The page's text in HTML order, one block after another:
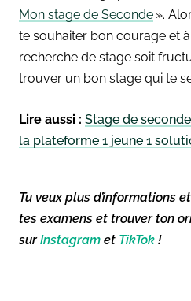
Mon stage de Seconde ».
te souhaiter bon courage et
recherche de stage soit
trouver un bon stage qui te
Lire aussi : Stage de
la plateforme 1 jeune 1
Tu veux plus d’informations
tes examens et trouver ton
surInstagram et TikTok !